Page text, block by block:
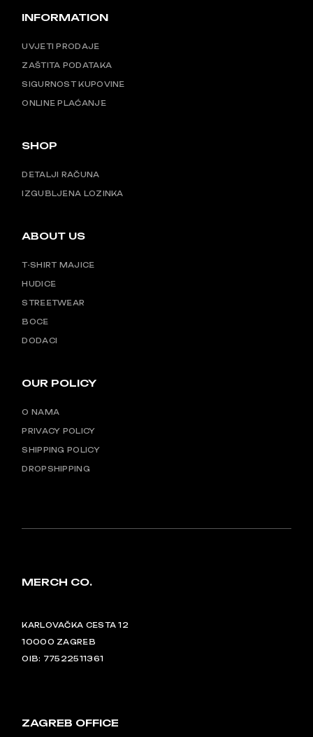
INFORMATION
UVJETI PRODAJE
ZAŠTITA PODATAKA
SIGURNOST KUPOVINE
ONLINE PLAĆANJE
SHOP
DETALJI RAČUNA
IZGUBLJENA LOZINKA
ABOUT US
T-SHIRT MAJICE
HUDICE
STREETWEAR
BOCE
DODACI
OUR POLICY
O NAMA
PRIVACY POLICY
SHIPPING POLICY
DROPSHIPPING
MERCH CO.
KARLOVAČKA CESTA 12
10000 ZAGREB
OIB: 77522511361
ZAGREB OFFICE